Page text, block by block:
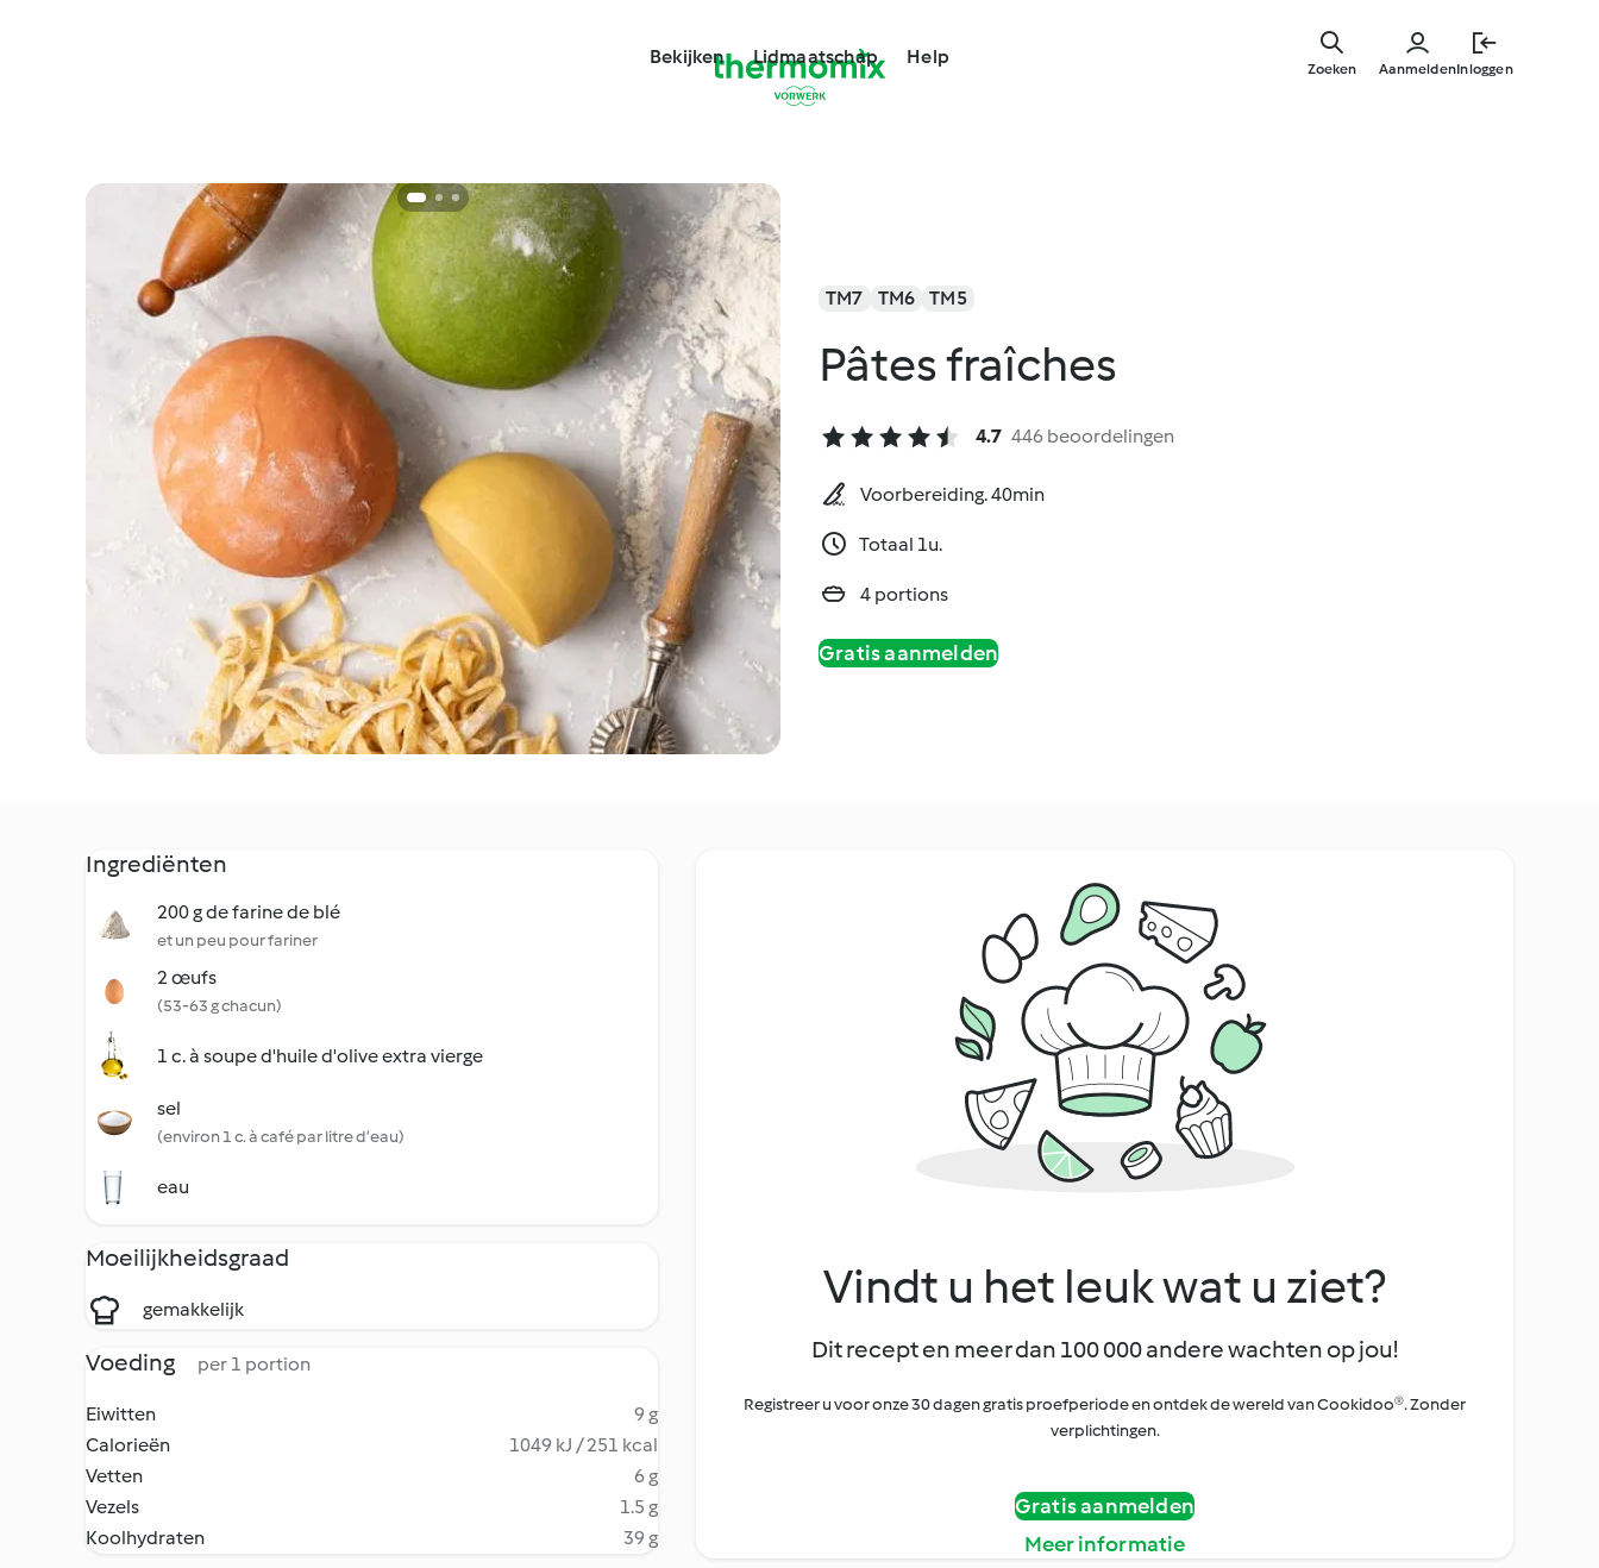
Bekijken Lidmaatschap Help
AanmeldenInloggen
Zoeken
TM7 TM6 TM5
Pâtes fraîches
4.7 446 beoordelingen
Voorbereiding. 40min
Totaal 1u.
4 portions
Gratis aanmelden
Ingrediënten
200 g de farine de blé
et un peu pour fariner
2 œufs
(53-63 g chacun)
1 c. à soupe d'huile d'olive extra vierge
sel
(environ 1 c. à café par litre d’eau)
eau
Moeilijkheidsgraad
gemakkelijk
Voeding per 1 portion
Eiwitten
9 g
Calorieën
1049 kJ / 251 kcal
Vetten
6 g
Vezels
1.5 g
Koolhydraten
39 g
Vindt u het leuk wat u ziet?
Dit recept en meer dan 100 000 andere wachten op jou!
Registreer u voor onze 30 dagen gratis proefperiode en ontdek de wereld van Cookidoo®. Zonder
verplichtingen.
Gratis aanmelden
Meer informatie